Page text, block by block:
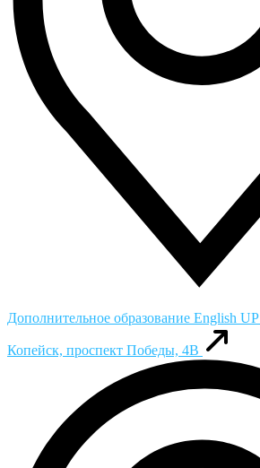
Дополнительное образование English UP
Копейск, проспект Победы, 4В